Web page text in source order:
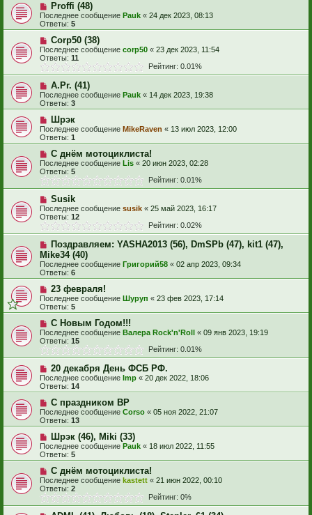
Proffi (48)
Последнее сообщение Pauk « 24 дек 2023, 08:13
Ответы: 5
Corp50 (38)
Последнее сообщение corp50 « 23 дек 2023, 11:54
Ответы: 11
Рейтинг: 0.01%
A.Pr. (41)
Последнее сообщение Pauk « 14 дек 2023, 19:38
Ответы: 3
Шрэк
Последнее сообщение MikeRaven « 13 июл 2023, 12:00
Ответы: 1
С днём мотоциклиста!
Последнее сообщение Lis « 20 июн 2023, 02:28
Ответы: 5
Рейтинг: 0.01%
Susik
Последнее сообщение susik « 25 май 2023, 16:17
Ответы: 12
Рейтинг: 0.02%
Поздравляем: YASHA2013 (56), DmSPb (47), kit1 (47),
Mike34 (40)
Последнее сообщение Григорий58 « 02 апр 2023, 09:34
Ответы: 6
23 февраля!
Последнее сообщение Шуруп « 23 фев 2023, 17:14
Ответы: 5
С Новым Годом!!!
Последнее сообщение Валера Rock'n'Roll « 09 янв 2023, 19:19
Ответы: 15
Рейтинг: 0.01%
20 декабря День ФСБ РФ.
Последнее сообщение Imp « 20 дек 2022, 18:06
Ответы: 14
С праздником ВР
Последнее сообщение Corso « 05 ноя 2022, 21:07
Ответы: 13
Шрэк (46), Miki (33)
Последнее сообщение Pauk « 18 июл 2022, 11:55
Ответы: 5
С днём мотоциклиста!
Последнее сообщение kastett « 21 июн 2022, 00:10
Ответы: 2
Рейтинг: 0%